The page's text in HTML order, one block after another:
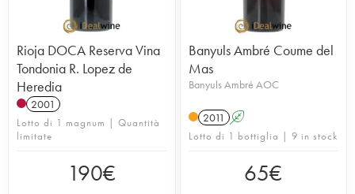
Rioja DOCA Reserva Vina
Tondonia R. Lopez de
Heredia
2001
Lotto di 1 magnum | Quantità
limitate
190€
Banyuls Ambré Coume del
Mas
Banyuls Ambré AOC
2011 A
Lotto di 1 bottiglia | 9 in stock
65€